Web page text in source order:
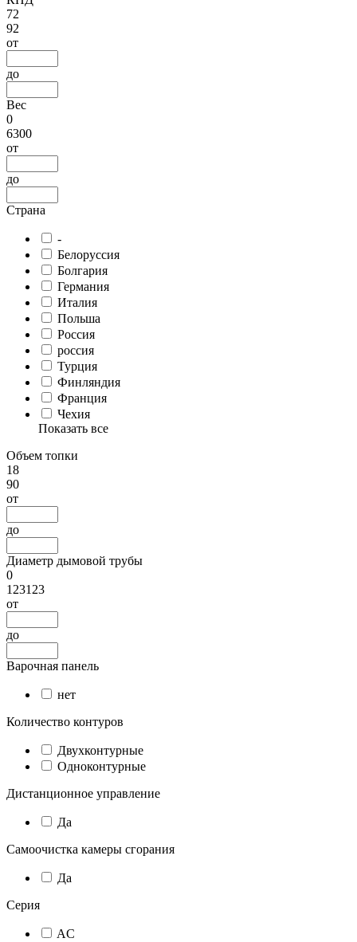
72
92
от
до
Вес
0
6300
от
до
Страна
-
Белоруссия
Болгария
Германия
Италия
Польша
Россия
россия
Турция
Финляндия
Франция
Чехия
Показать все
Объем топки
18
90
от
до
Диаметр дымовой трубы
0
123123
от
до
Варочная панель
нет
Количество контуров
Двухконтурные
Одноконтурные
Дистанционное управление
Да
Самоочистка камеры сгорания
Да
Серия
AC